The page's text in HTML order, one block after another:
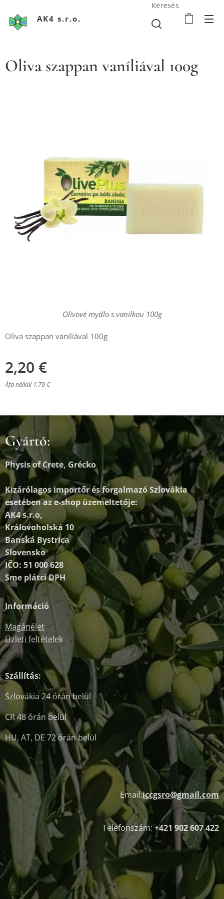
AK4 s.r.o.
Keresés
Oliva szappan vaníliával 100g
Olivové mydlo s vanilkou 100g
Oliva szappan vaníliával 100g
2,20 €
Áfa nélkül 1,79 €
Gyártó:
Physis of Crete, Grécko
Kizárólagos importőr és forgalmazóSzlovákia
esetében az e-shop üzemeltetője:
AK4 s.r.o,
Královoholská 10
Banská Bystrica
Slovensko
IČO: 51 000 628
Sme plátci DPH
Információ
Magánélet
Üzleti feltételek
Szállítás:
Szlovákia 24 órán belül
CR 48 órán belül
HU, AT, DE 72 órán belül
Email:iccgsro@gmail.com
Telefonszám:+421 902 607 422